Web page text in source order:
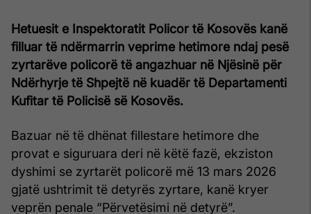
Hetuesit e Inspektoratit Policor të Kosovës kanë
filluar të ndërmarrin veprime hetimore ndaj pesë
zyrtarëve policorë të angazhuar në Njësinë për
Ndërhyrje të Shpejtë në kuadër të Departamenti
Kufitar të Policisë së Kosovës.
Bazuar në të dhënat fillestare hetimore dhe
provat e siguruara deri në këtë fazë, ekziston
dyshimi se zyrtarët policorë më 13 mars 2026
gjatë ushtrimit të detyrës zyrtare, kanë kryer
veprën penale “Përvetësimi në detyrë”.